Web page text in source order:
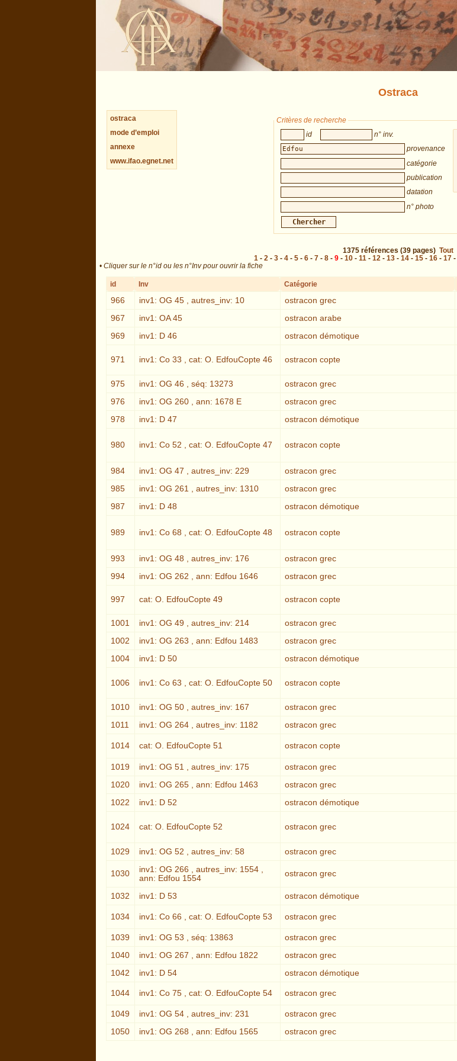
Ostraca
ostraca
mode d’emploi
annexe
www.ifao.egnet.net
Critères de recherche
id
n° inv.
provenance
catégorie
publication
datation
n° photo
1375 références (39 pages) Tout
1 - 2 - 3 - 4 - 5 - 6 - 7 - 8 - 9 - 10 - 11 - 12 - 13 - 14 - 15 - 16 - 17 -
• Cliquer sur le n°id ou les n°Inv pour ouvrir la fiche
id Inv Catégorie
966 inv1: OG 45 , autres_inv: 10 ostracon grec
967
inv1: OA 45 ostracon arabe
969
inv1: D 46 ostracon démotique
971 inv1: Co 33 , cat: O. EdfouCopte 46 ostracon copte
975 inv1: OG 46 , séq: 13273 ostracon grec
976
inv1: OG 260 , ann: 1678 E ostracon grec
978
inv1: D 47 ostracon démotique
980 inv1: Co 52 , cat: O. EdfouCopte 47 ostracon copte
984 inv1: OG 47 , autres_inv: 229 ostracon grec
985
inv1: OG 261 , autres_inv: 1310 ostracon grec
987
inv1: D 48 ostracon démotique
989 inv1: Co 68 , cat: O. EdfouCopte 48 ostracon copte
993 inv1: OG 48 , autres_inv: 176 ostracon grec
994
inv1: OG 262 , ann: Edfou 1646 ostracon grec
997 cat: O. EdfouCopte 49 ostracon copte
1001 inv1: OG 49 , autres_inv: 214 ostracon grec
1002
inv1: OG 263 , ann: Edfou 1483 ostracon grec
1004
inv1: D 50 ostracon démotique
1006 inv1: Co 63 , cat: O. EdfouCopte 50 ostracon copte
1010 inv1: OG 50 , autres_inv: 167 ostracon grec
1011
inv1: OG 264 , autres_inv: 1182 ostracon grec
1014 cat: O. EdfouCopte 51 ostracon copte
1019 inv1: OG 51 , autres_inv: 175 ostracon grec
1020
inv1: OG 265 , ann: Edfou 1463 ostracon grec
1022
inv1: D 52 ostracon démotique
1024 cat: O. EdfouCopte 52 ostracon grec
1029 inv1: OG 52 , autres_inv: 58 ostracon grec
1030
inv1: OG 266 , autres_inv: 1554 ,
ann: Edfou 1554
ostracon grec
1032 inv1: D 53 ostracon démotique
1034 inv1: Co 66 , cat: O. EdfouCopte 53 ostracon grec
1039 inv1: OG 53 , séq: 13863 ostracon grec
1040
inv1: OG 267 , ann: Edfou 1822 ostracon grec
1042
inv1: D 54 ostracon démotique
1044 inv1: Co 75 , cat: O. EdfouCopte 54 ostracon grec
1049 inv1: OG 54 , autres_inv: 231 ostracon grec
1050
inv1: OG 268 , ann: Edfou 1565 ostracon grec